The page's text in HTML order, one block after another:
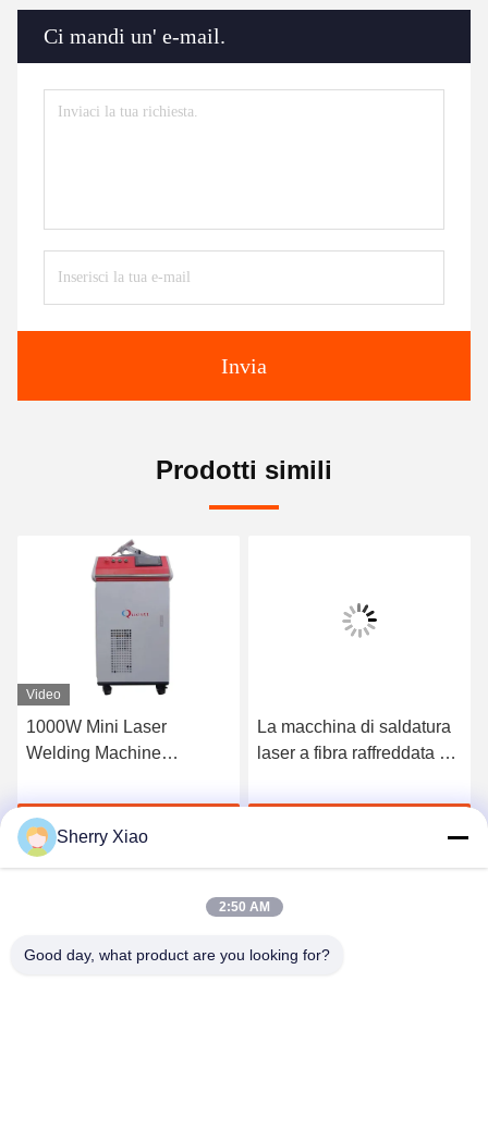
Ci mandi un' e-mail.
Invia
Prodotti simili
Video
1000W Mini Laser
Welding Machine
industriale per rame sulla
vendita caldaParla Adesso.
La macchina di saldatura
laser a fibra raffreddata ad
combinazione perfetta di
Sherry Xiao
2:50 AM
Good day, what product are you looking for?